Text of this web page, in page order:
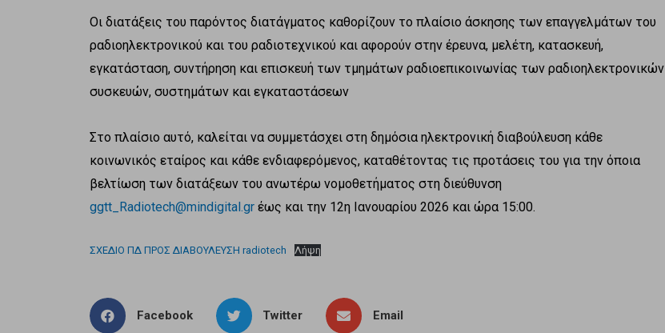
Οι διατάξεις του παρόντος διατάγματος καθορίζουν το πλαίσιο άσκησης των επαγγελμάτων του
ραδιοηλεκτρονικού και του ραδιοτεχνικού και αφορούν στην έρευνα, μελέτη, κατασκευή,
εγκατάσταση, συντήρηση και επισκευή των τμημάτων ραδιοεπικοινωνίας των ραδιοηλεκτρονικών
συσκευών, συστημάτων και εγκαταστάσεων
Στο πλαίσιο αυτό, καλείται να συμμετάσχει στη δημόσια ηλεκτρονική διαβούλευση κάθε
κοινωνικός εταίρος και κάθε ενδιαφερόμενος, καταθέτοντας τις προτάσεις του για την όποια
βελτίωση των διατάξεων του ανωτέρω νομοθετήματος στη διεύθυνση
ggtt_Radiotech@mindigital.gr έως και την 12η Ιανουαρίου 2026 και ώρα 15:00.
ΣΧΕΔΙΟ ΠΔ ΠΡΟΣ ΔΙΑΒΟΥΛΕΥΣΗ radiotech Λήψη
Facebook Twitter Email